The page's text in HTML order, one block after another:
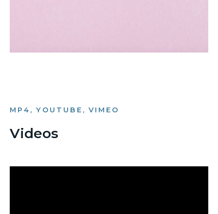
MP4, YOUTUBE, VIMEO
Videos